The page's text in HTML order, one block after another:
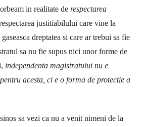
in realitate de respectarea
justitiabilului care vine la
dreptatea si care ar trebui sa fie
sa nu fie supus nici unor forme de
independenta magistratului nu e
acesta, ci e o forma de protectie a
sa vezi ca nu a venit nimeni de la